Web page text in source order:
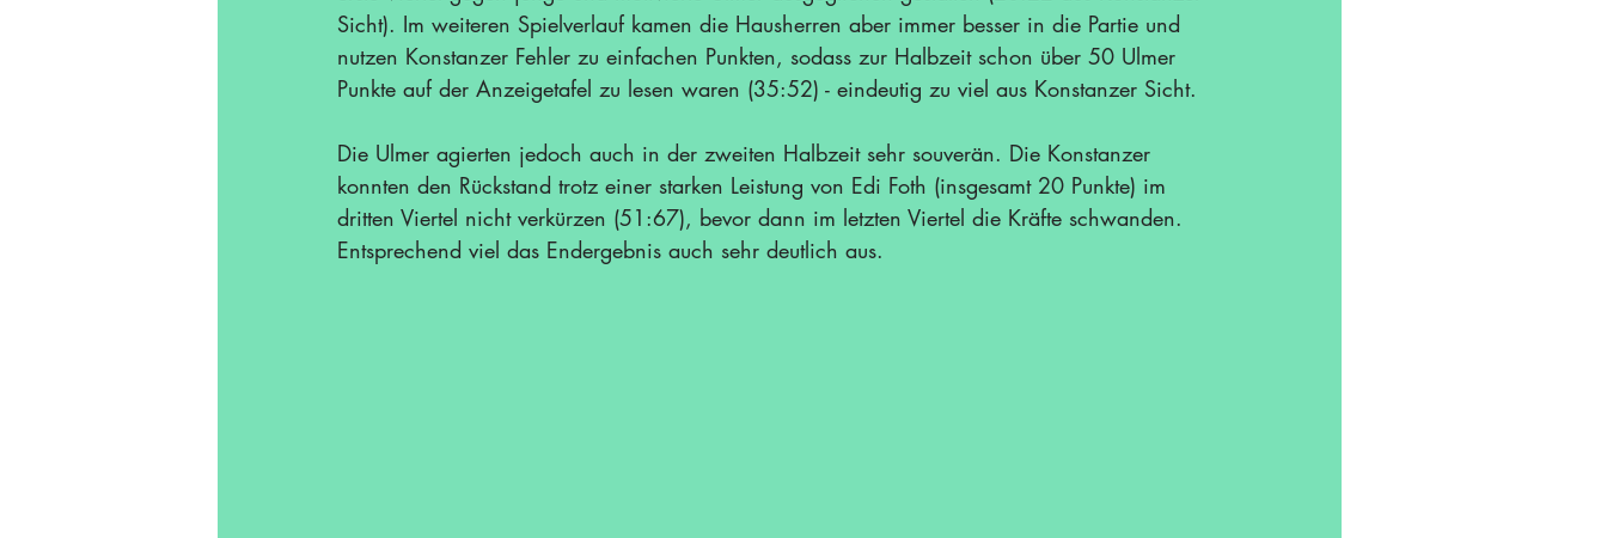
Sicht). Im weiteren Spielverlauf kamen die Hausherren aber immer besser in die Partie und
nutzen Konstanzer Fehler zu einfachen Punkten, sodass zur Halbzeit schon über 50 Ulmer
Punkte auf der Anzeigetafel zu lesen waren (35:52) - eindeutig zu viel aus Konstanzer Sicht.
Die Ulmer agierten jedoch auch in der zweiten Halbzeit sehr souverän. Die Konstanzer
konnten den Rückstand trotz einer starken Leistung von Edi Foth (insgesamt 20 Punkte) im
dritten Viertel nicht verkürzen (51:67), bevor dann im letzten Viertel die Kräfte schwanden.
Entsprechend viel das Endergebnis auch sehr deutlich aus.